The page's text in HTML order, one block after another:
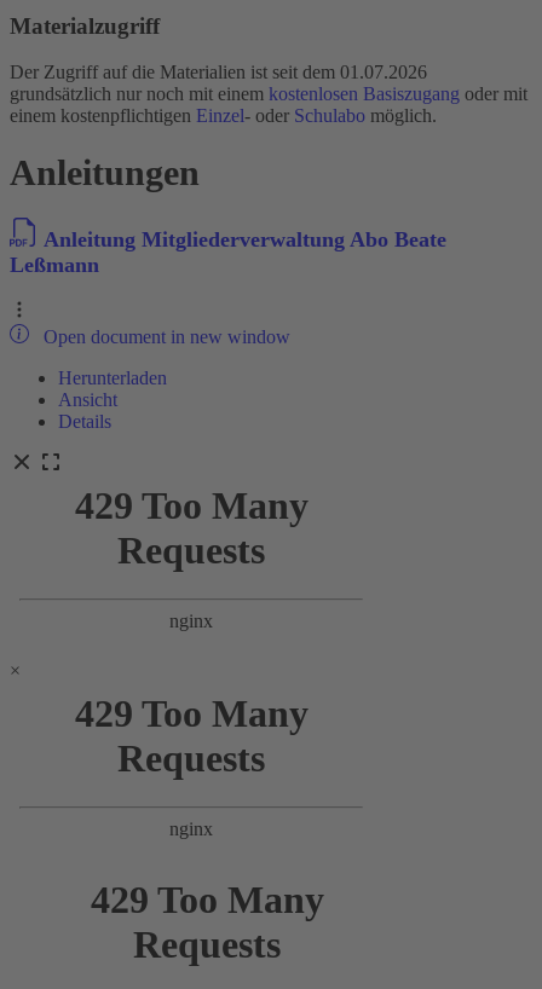
Materialzugriff
Der Zugriff auf die Materialien ist seit dem 01.07.2026
grundsätzlich nur noch mit einem kostenlosen Basiszugang oder mit
einem kostenpflichtigen Einzel- oder Schulabo möglich.
Anleitungen
Anleitung Mitgliederverwaltung Abo Beate
Leßmann
Open document in new window
Herunterladen
Ansicht
Details
×